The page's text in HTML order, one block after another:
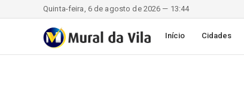
Quinta-feira, 6 de agosto de 2026 — 13:44
Início Cidades